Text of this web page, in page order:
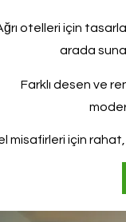
otelleri için
arada
Farklı desen ve
misafirleri için